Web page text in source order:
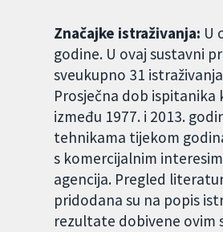
Značajke istraživanja: U
godine. U ovaj sustavni
sveukupno 31
Prosječna dob ispitanika
između 1977. i 2013.
tehnikama tijekom
s komercijalnim
agencija. Pregled
pridodana su na popis
rezultate dobivene ovim